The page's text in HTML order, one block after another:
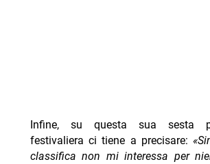
Infine, su questa sua sesta
festivaliera ci tiene a precisare:
classifica non mi interessa per